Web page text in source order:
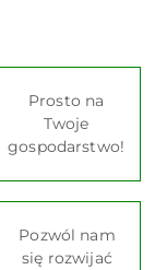
Prosto na
Twoje
gospodarstwo!
Pozwól nam
się rozwijać